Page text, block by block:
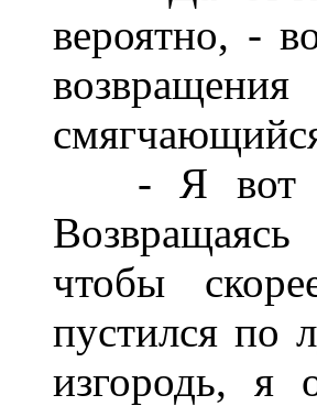
вероятно, -
- Я вот
чтобы
пустился по
изгородь, я